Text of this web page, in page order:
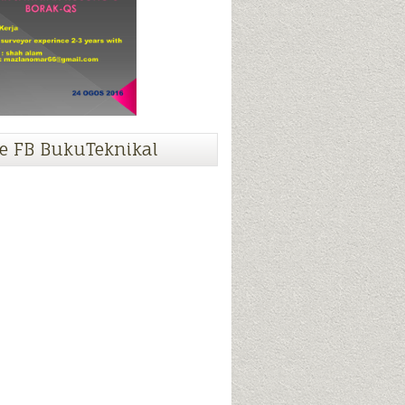
FB BukuTeknikal